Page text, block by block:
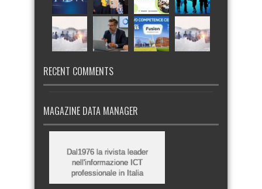
RECENT COMMENTS
MAGAZINE DATA MANAGER
Dal1976 la rivista leader
nell'informazione ICT
professionale in Italia